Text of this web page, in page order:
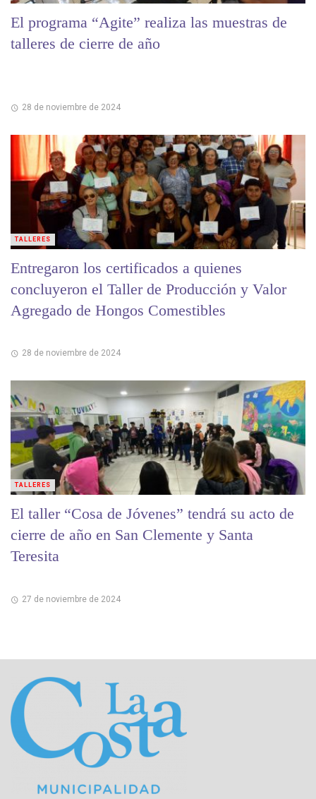
El programa “Agite” realiza las muestras de
talleres de cierre de año
28 de noviembre de 2024
Entregaron los certificados a quienes
concluyeron el Taller de Producción y Valor
Agregado de Hongos Comestibles
28 de noviembre de 2024
TALLERES
El taller “Cosa de Jóvenes” tendrá su acto de
cierre de año en San Clemente y Santa
Teresita
27 de noviembre de 2024
TALLERES